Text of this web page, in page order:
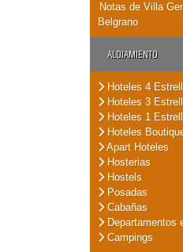
Notas de Villa
Belgrano
ALOJAMIENTO
Hoteles 4
Hoteles 3
Hoteles 1
Hoteles
Apart Hoteles
Hosterias
Hostels
Posadas
Cabañas
Departamentos
Campings